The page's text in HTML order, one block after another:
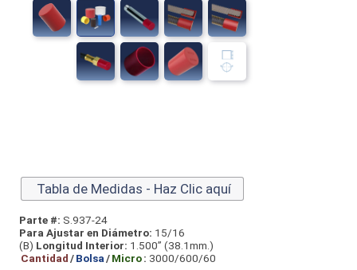
Tabla de Medidas - Haz Clic aquí
Parte #: S.937-24
Para Ajustar en Diámetro: 15/16
(B) Longitud Interior: 1.500” (38.1mm.)
Cantidad/Bolsa/Micro: 3000/600/60